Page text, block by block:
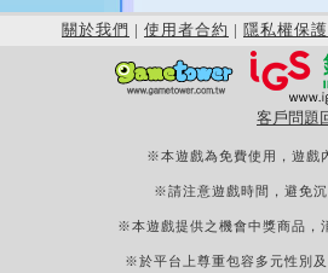
關於我們 | 使用者合約 | 隱私權保護
客戶問題
※本遊戲為免費使用，遊戲
※請注意遊戲時間，避免
※本遊戲提供之機會中獎商品，
※於平台上尊重包容多元性別